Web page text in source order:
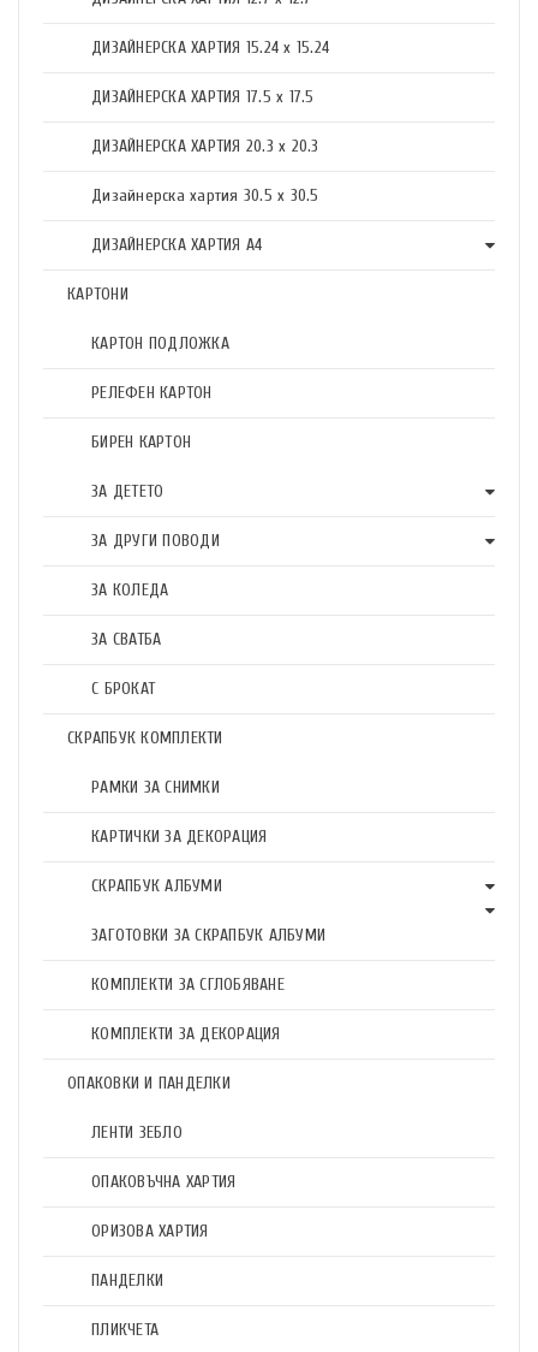
ДИЗАЙНЕРСКА ХАРТИЯ 15.24 x 15.24
ДИЗАЙНЕРСКА ХАРТИЯ 17.5 х 17.5
ДИЗАЙНЕРСКА ХАРТИЯ 20.3 х 20.3
Дизайнерска хартия 30.5 х 30.5
ДИЗАЙНЕРСКА ХАРТИЯ А4
КАРТОНИ
КАРТОН ПОДЛОЖКА
РЕЛЕФЕН КАРТОН
БИРЕН КАРТОН
ЗА ДЕТЕТО
ЗА ДРУГИ ПОВОДИ
ЗА КОЛЕДА
ЗА СВАТБА
С БРОКАТ
СКРАПБУК КОМПЛЕКТИ
РАМКИ ЗА СНИМКИ
КАРТИЧКИ ЗА ДЕКОРАЦИЯ
СКРАПБУК АЛБУМИ
ЗАГОТОВКИ ЗА СКРАПБУК АЛБУМИ
КОМПЛЕКТИ ЗА СГЛОБЯВАНЕ
КОМПЛЕКТИ ЗА ДЕКОРАЦИЯ
ОПАКОВКИ И ПАНДЕЛКИ
ЛЕНТИ ЗЕБЛО
ОПАКОВЪЧНА ХАРТИЯ
ОРИЗОВА ХАРТИЯ
ПАНДЕЛКИ
ПЛИКЧЕТА